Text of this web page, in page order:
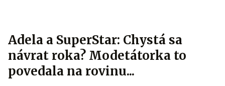
Adela a SuperStar: Chystá sa
návrat roka? Modetátorka to
povedala na rovinu...